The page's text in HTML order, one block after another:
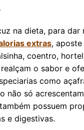
na dieta, para dar
extras,
coentro,
o sabor e
como
não só
possuem
e digestivas.